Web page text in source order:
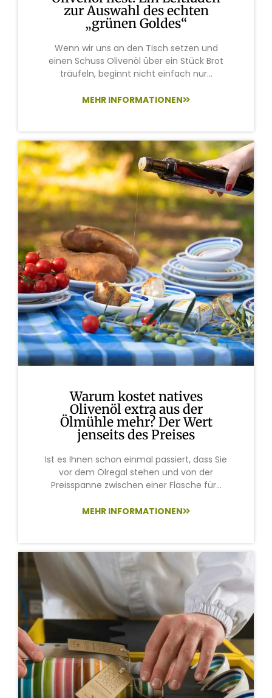
zur Auswahl des echten
„grünen Goldes“
Wenn wir uns an den Tisch setzen und
einen Schuss Olivenöl über ein Stück Brot
träufeln, beginnt nicht einfach nur...
MEHR INFORMATIONEN
Warum kostet natives
Olivenöl extra aus der
Ölmühle mehr? Der Wert
jenseits des Preises
Ist es Ihnen schon einmal passiert, dass Sie
vor dem Ölregal stehen und von der
Preisspanne zwischen einer Flasche für...
MEHR INFORMATIONEN